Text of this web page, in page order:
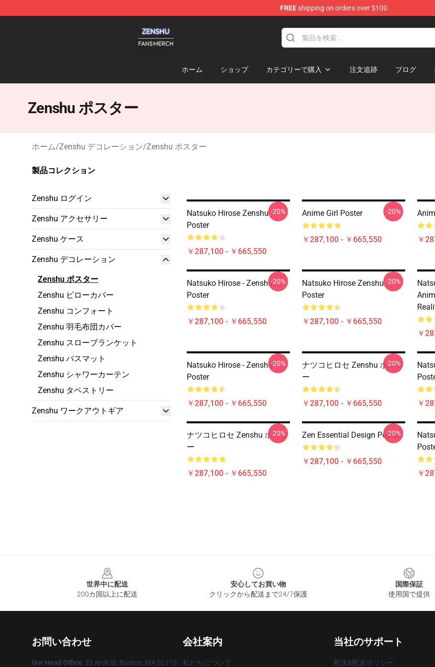
FREEshipping on orders over $100
ホーム ショップ カテゴリーで購入 注文追跡 ブログ
Zenshu ポスター
ホーム/Zenshu デコレーション/Zenshu ポスター
製品コレクション
Zenshu ログイン
Zenshu アクセサリー
Zenshu ケース
Zenshu デコレーション
Zenshu ポスター
Zenshu ピローカバー
Zenshu コンフォート
Zenshu 羽毛布団カバー
Zenshu スローブランケット
Zenshu バスマット
Zenshu シャワーカーテン
Zenshu タペストリー
Zenshu ワークアウトギア
Natsuko Hirose Zenshu
Poster
￥287,100 - ￥665,550
-20% Anime Girl Poster
￥287,100 - ￥665,550
-20%
￥
Natsuko Hirose - Zenshu
Poster
￥287,100 - ￥665,550
-20%
Natsuko Hirose Zenshu
Poster
￥287,100 - ￥665,550
-20%
￥
Natsuko Hirose - Zenshu
Poster
￥287,100 - ￥665,550
-20%
ナツコヒロセ Zenshu ポスタ
ー
￥287,100 - ￥665,550
-20%
￥
ナツコヒロセ Zenshu ポスタ
ー
￥287,100 - ￥665,550
-20% Zen Essential Design Poster
￥287,100 - ￥665,550
-20%
￥
世界中に配送
200カ国以上に配送
安心してお買い物
クリックから配送まで24/7保護
国際保証
使用国で提供
お問い合わせ
Our Head Office: 33 Arch St, Boston, MA 02110
会社案内
私たちについて
当社のサポート
配送&配送ポリシー